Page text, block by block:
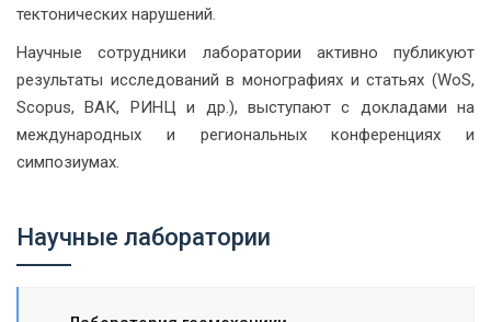
тектонических нарушений.
Научные сотрудники лаборатории активно публикуют
результаты исследований в монографиях и статьях (WoS,
Scopus, ВАК, РИНЦ и др.), выступают с докладами на
международных и региональных конференциях и
симпозиумах.
Научные лаборатории